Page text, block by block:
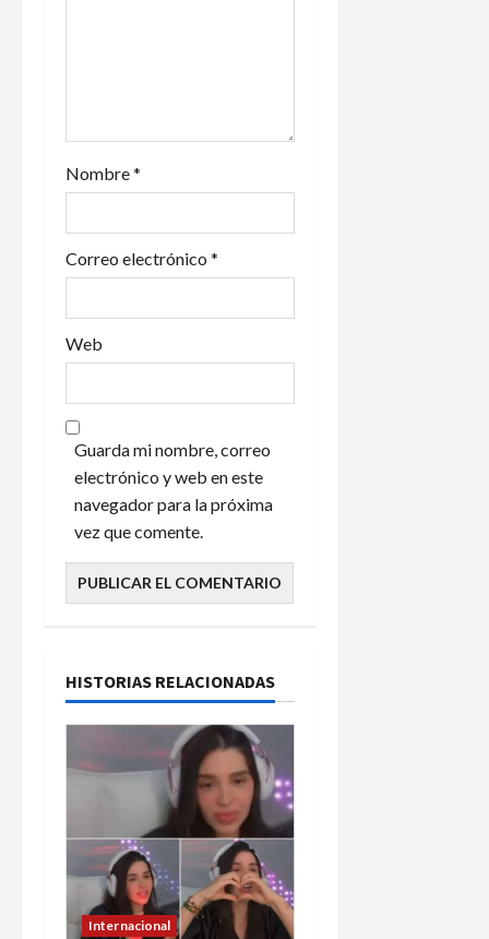
d
s
Nombre*
Correo electrónico *
Web
Guarda mi nombre, correo
electrónico y web en este
navegador para la próxima
vez que comente.
HISTORIAS RELACIONADAS
Internacional